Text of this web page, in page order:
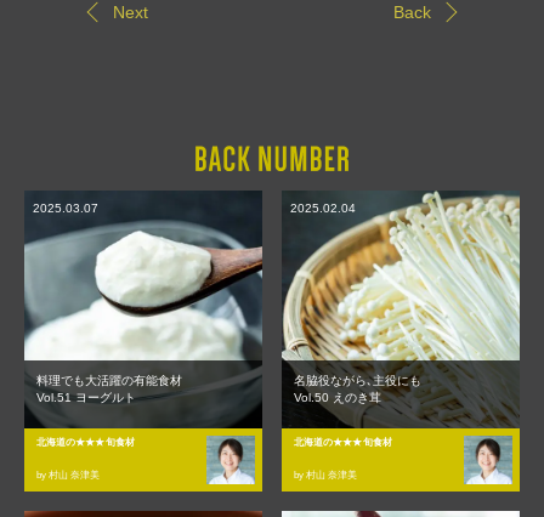
Next Back
2025.03.07
料理でも大活躍の有能食材
Vol.51 ヨーグルト
北海道の★★★旬食材
by 村山 奈津美
2025.02.04
名脇役ながら､主役にも
Vol.50 えのき茸
北海道の★★★旬食材
by 村山 奈津美